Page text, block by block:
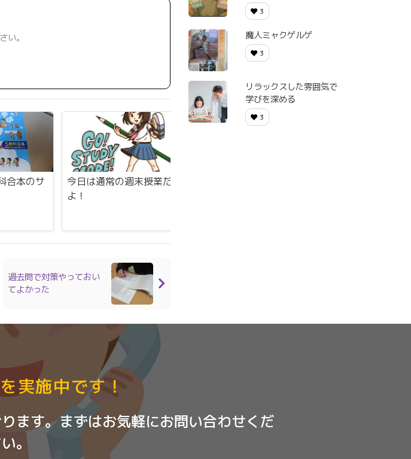
い。
合本のサ
今日は通常の週末授業だ
よ！
過去問で対策やっておい
てよかった
3
魔人ミャクゲルゲ
3
リラックスした雰囲気で
学びを深める
3
実施中です！
ます。まずはお気軽にお問い合わせくだ
。